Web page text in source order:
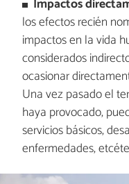
Impactos
los efectos recién
impactos en la vida
considerados
ocasionar
Una vez pasado el
haya provocado,
servicios básicos,
enfermedades,